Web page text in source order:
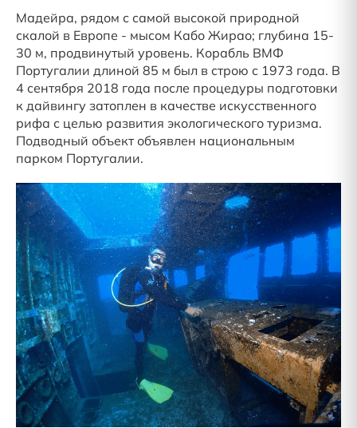
Мадейра, рядом с самой высокой природной
скалой в Европе - мысом Кабо Жирао; глубина 15-
30 м, продвинутый уровень. Корабль ВМФ
Португалии длиной 85 м был в строю с 1973 года. В
4 сентября 2018 года после процедуры подготовки
к дайвингу затоплен в качестве искусственного
рифа с целью развития экологического туризма.
Подводный объект объявлен национальным
парком Португалии.